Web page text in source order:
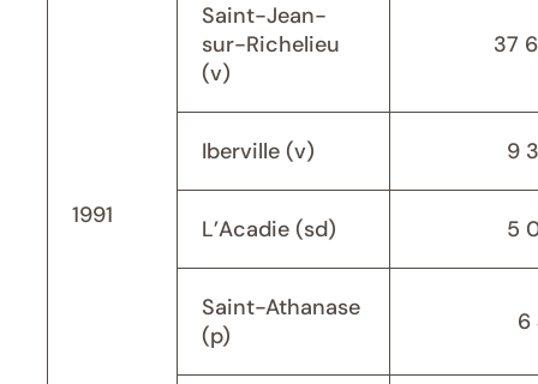
1991
Saint-Jean-
sur-Richelieu
(v)
37
Iberville (v) 9
L’Acadie (sd) 5
Saint-Athanase
(p)
6